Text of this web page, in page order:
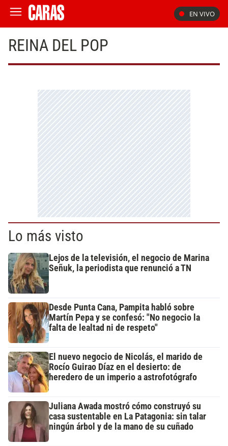
EN VIVO
REINA DEL POP
Lo más visto
Lejos de la televisión, el negocio de Marina
Señuk, la periodista que renunció a TN
Desde Punta Cana, Pampita habló sobre
Martín Pepa y se confesó: "No negocio la
falta de lealtad ni de respeto"
El nuevo negocio de Nicolás, el marido de
Rocío Guirao Díaz en el desierto: de
heredero de un imperio a astrofotógrafo
Juliana Awada mostró cómo construyó su
casa sustentable en La Patagonia: sin talar
ningún árbol y de la mano de su cuñado